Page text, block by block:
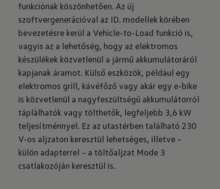
funkciónak köszönhetően. Az új
szoftvergenerációval az ID. modellek körében
bevezetésre kerül a Vehicle-to-Load funkció is,
vagyis az a lehetőség, hogy az elektromos
készülékek közvetlenül a jármű akkumulátoráról
kapjanak áramot. Külső eszközök, például egy
elektromos grill, kávéfőző vagy akár egy e-bike
is közvetlenül a nagyfeszültségű akkumulátorról
táplálhatók vagy tölthetők, legfeljebb 3,6 kW
teljesítménnyel. Ez az utastérben található 230
V-os aljzaton keresztül lehetséges, illetve –
külön adapterrel – a töltőaljzat Mode 3
csatlakozóján keresztül is.